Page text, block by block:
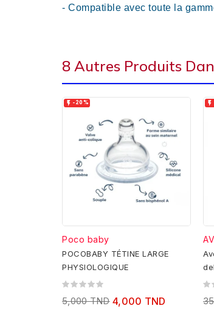
- Compatible avec toute la
8 Autres Produits
 -20%
Poco baby
POCOBABY TÉTINE LARGE
PHYSIOLOGIQUE
5,000 TND 4,000 TND
